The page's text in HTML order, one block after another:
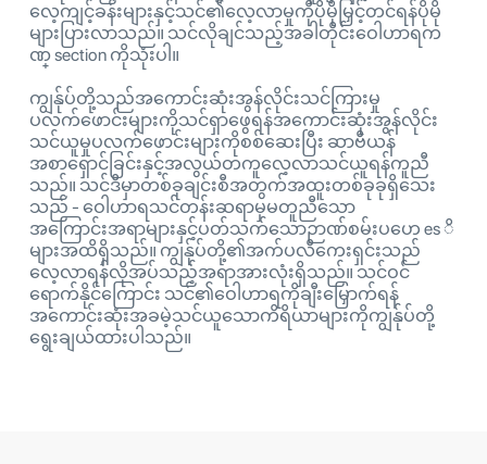
လေ့ကျင့်ခန်းများနှင့်သင်၏လေ့လာမှုကိုပိုမိုမြှင့်တင်ရန်ပိုမို
များပြားလာသည်။ သင်လိုချင်သည့်အခါတိုင်းဝေါဟာရက
ဏ္ section ကိုသုံးပါ။
ကျွန်ုပ်တို့သည်အကောင်းဆုံးအွန်လိုင်းသင်ကြားမှု
ပလက်ဖောင်းများကိုသင်ရှာဖွေရန်အကောင်းဆုံးအွန်လိုင်း
သင်ယူမှုပလက်ဖောင်းများကိုစစ်ဆေးပြီး ဆာဗီယန်
အစာရှောင်ခြင်းနှင့်အလွယ်တကူလေ့လာသင်ယူရန်ကူညီ
သည်။ သင်ဒီမှာတစ်ခုချင်းစီအတွက်အထူးတစ်ခုခုရှိသေး
သည် - ဝေါဟာရသင်တန်းဆရာမှမတူညီသော
အကြောင်းအရာများနှင့်ပတ်သက်သောဉာဏ်စမ်းပဟေ es ိ
များအထိရှိသည်။ ကျွန်ုပ်တို့၏အက်ပလီကေးရှင်းသည်
လေ့လာရန်လိုအပ်သည့်အရာအားလုံးရှိသည်။ သင်ဝင်
ရောက်နိုင်ကြောင်း သင်၏ဝေါဟာရကိုချီးမြှောက်ရန်
အကောင်းဆုံးအခမဲ့သင်ယူသောကိရိယာများကိုကျွန်ုပ်တို့
ရွေးချယ်ထားပါသည်။